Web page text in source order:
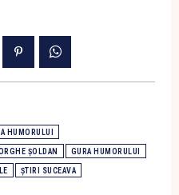
HUMORULUI
ȘOLDAN GURA HUMORULUI
ȘTIRI SUCEAVA